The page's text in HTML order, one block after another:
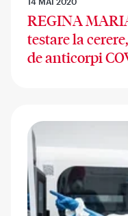
REGINA
testare la
de anticorpi